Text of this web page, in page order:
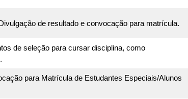
de resultado e convocação para matrícula.
de seleção para cursar disciplina, como
para Matrícula de Estudantes Especiais/Alunos